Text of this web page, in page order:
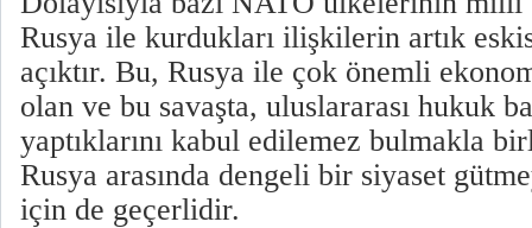
Rusya ile kurdukları ilişkilerin artık
açıktır. Bu, Rusya ile çok önemli
olan ve bu savaşta, uluslararası hukuk
yaptıklarını kabul edilemez bulmakla
Rusya arasında dengeli bir siyaset
için de geçerlidir.